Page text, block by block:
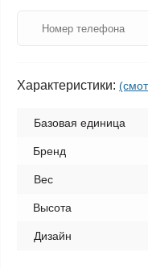
Характеристики:
Базовая единица
Бренд
Вес
Высота
Дизайн